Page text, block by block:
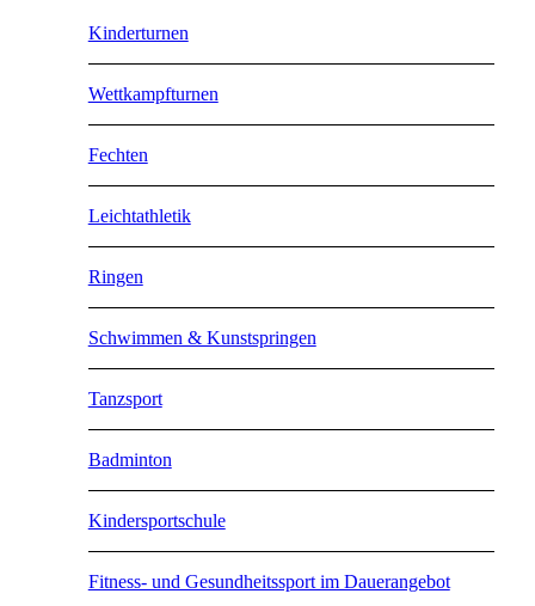
Kinderturnen
Wettkampfturnen
Fechten
Leichtathletik
Ringen
Schwimmen & Kunstspringen
Tanzsport
Badminton
Kindersportschule
Fitness- und Gesundheitssport im Dauerangebot